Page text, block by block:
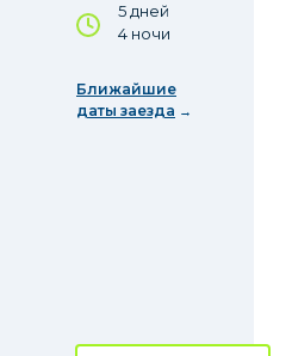
5 дней
4 ночи
Ближайшие
даты заезда